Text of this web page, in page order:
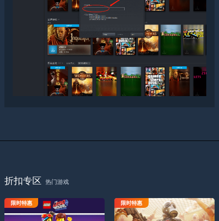
折扣专区 热门游戏
乐高电影2电子游戏
限时特惠 杀戮空间2
限时特惠